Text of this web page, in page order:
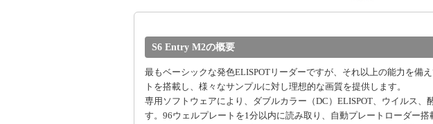
S6 Entry M2の概要
最もベーシックな発色ELISPOTリーダーですが、それ以上の能力を備
トを搭載し、様々なサンプルに対し理想的な画質を提供します。
専用ソフトウェアにより、ダブルカラー（DC）ELISPOT、ウイルス
す。96ウェルプレートを1分以内に読み取り、自動プレートローダー